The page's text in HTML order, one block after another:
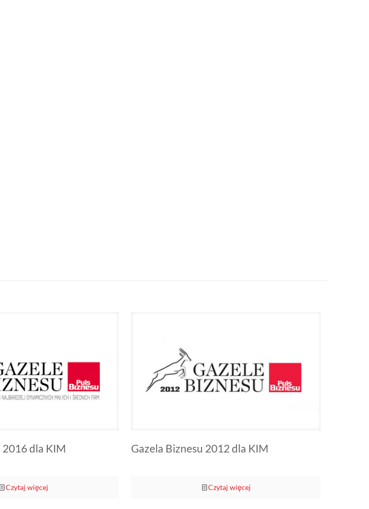
2016 dla KIM
Czytaj więcej
Gazela Biznesu 2012 dla KIM
Czytaj więcej